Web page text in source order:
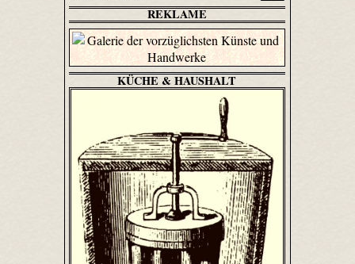
REKLAME
KÜCHE & HAUSHALT